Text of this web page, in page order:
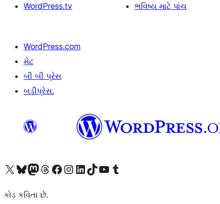
WordPress.tv
ભવિષ્ય માટે પાંચ
WordPress.com
મેટ
બી બી પ્રેસ
બડીપ્રેસ.
અમારા X (અગાઉ ટ્વિટર) એકાઉન્ટની મુલાકાત લોઅમારા Bluesky એકાઉન્ટની મુલાકાત લોઅમારા માસ્ટોડોન એકાઉન્ટની મુલાકાત લોઅમારા Threads એકાઉન્ટની મુલાકાત લો અમારા ફેસબુક પેજની મુલાકાત લોઅમારા ઇન્સ્ટાગ્રામ એકાઉન્ટની મુલાકાત લો અમારા LinkedIn એકાઉન્ટની મુલાકાત લોઅમારા TikTok એકાઉન્ટની મુલાકાત લોઅમારી YouTube ચેનલની મુલાકાત લો અમારા Tumblr એકાઉન્ટની મુલાકાત લો
કોડ કવિતા છે.